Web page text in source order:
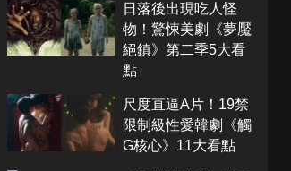
日落後出現吃人怪
物！驚悚美劇《夢魘
絕鎮》第二季5大看
點
尺度直逼A片！19禁
限制級性愛韓劇《觸
G核心》11大看點